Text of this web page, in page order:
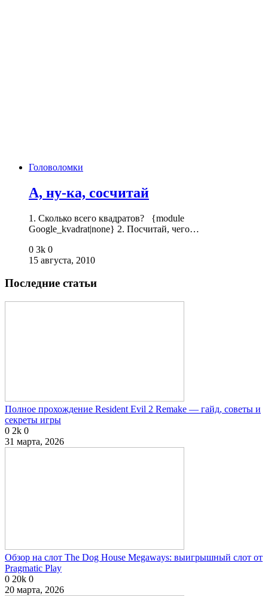
Головоломки
А, ну-ка, сосчитай
1. Сколько всего квадратов? {module
Google_kvadrat|none} 2. Посчитай, чего…
0 3k 0
15 августа, 2010
Последние статьи
Полное прохождение Resident Evil 2 Remake — гайд, советы и
секреты игры
0 2k 0
31 марта, 2026
Обзор на слот The Dog House Megaways: выигрышный слот от
Pragmatic Play
0 20k 0
20 марта, 2026